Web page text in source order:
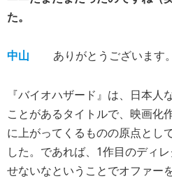
た。
中山 ありがとうございます。
『バイオハザード』は、日本人
ことがあるタイトルで、映画化
に上がってくるものの原点とし
した。であれば、1作目のディ
せないなということでオファー